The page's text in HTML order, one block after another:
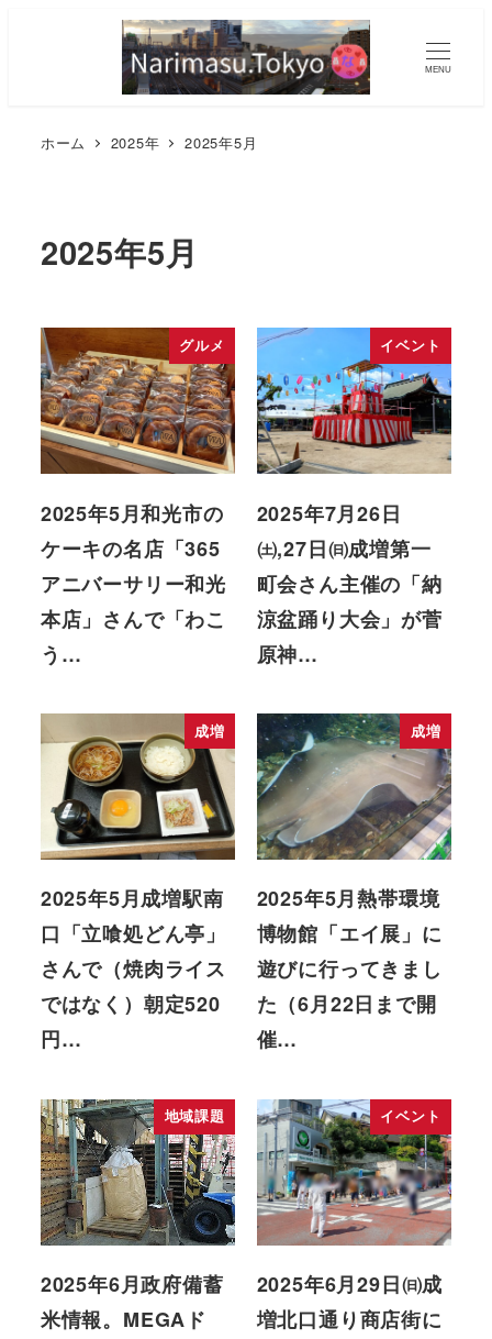
MENU
ホーム 2025年 2025年5月
2025年5月
グルメ
2025年5月和光市の
ケーキの名店「365
アニバーサリー和光
本店」さんで「わこ
う…
イベント
2025年7月26日
㈯,27日㈰成増第一
町会さん主催の「納
涼盆踊り大会」が菅
原神…
成増
2025年5月成増駅南
口「立喰処どん亭」
さんで（焼肉ライス
ではなく）朝定520
円…
成増
2025年5月熱帯環境
博物館「エイ展」に
遊びに行ってきまし
た（6月22日まで開
催…
地域課題
2025年6月政府備蓄
米情報。MEGAド
イベント
2025年6月29日㈰成
増北口通り商店街に